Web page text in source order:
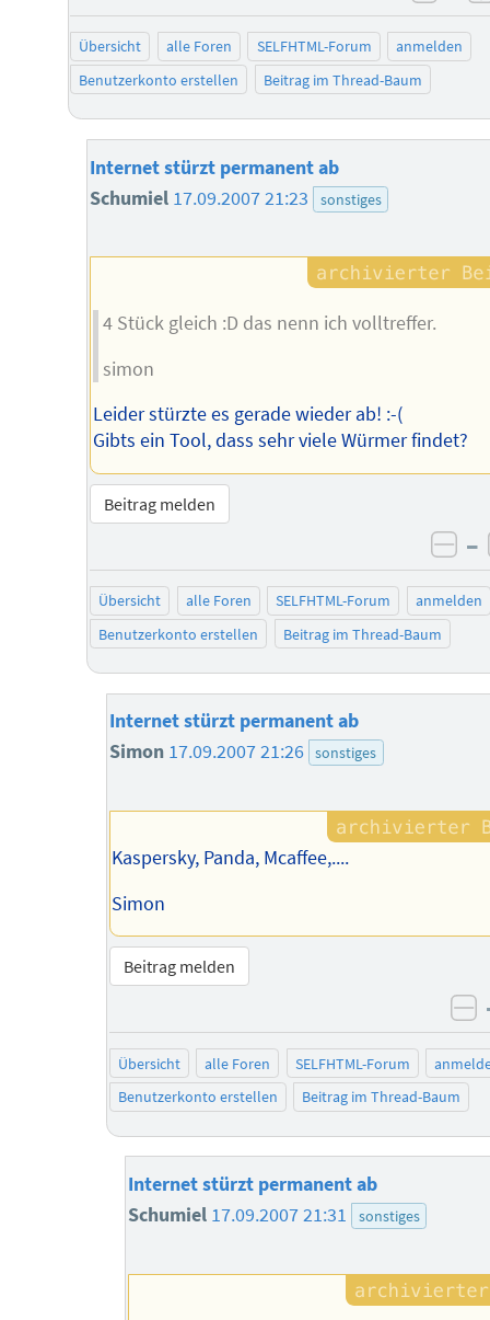
Übersicht alle Foren SELFHTML-Forum
anmelden
Benutzerkonto erstellen
Beitrag im Thread-Baum
Internet stürzt permanent ab
Schumiel 17.09.2007 21:23 sonstiges
4 Stück gleich :D das nenn ich volltreffer.
simon
Leider stürzte es gerade wieder ab! :-(
Gibts ein Tool, dass sehr viele Würmer findet?
Beitrag melden
–
Übersicht alle Foren SELFHTML-Forum
anmelden
Benutzerkonto erstellen
Beitrag im Thread-Baum
Internet stürzt permanent ab
Simon 17.09.2007 21:26 sonstiges
Kaspersky, Panda, Mcaffee,....
Simon
Beitrag melden
Übersicht alle Foren SELFHTML-Forum
Benutzerkonto erstellen
Beitrag im Thread-Baum
Internet stürzt permanent ab
Schumiel 17.09.2007 21:31 sonstiges